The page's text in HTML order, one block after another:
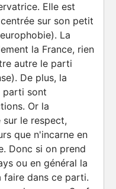
Elle est
sur son petit
La
la France, rien
autre le parti
De plus, la
parti sont
Or la
le respect,
que n'incarne en
Donc si on prend
ou en général la
faire dans ce parti.